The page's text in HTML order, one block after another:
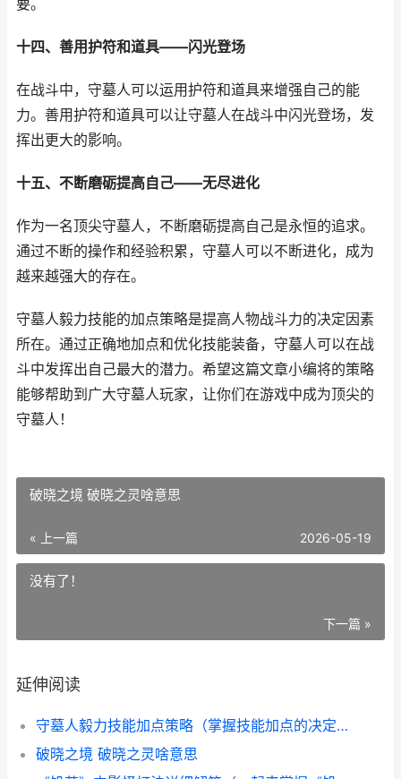
要。
十四、善用护符和道具——闪光登场
在战斗中，守墓人可以运用护符和道具来增强自己的能
力。善用护符和道具可以让守墓人在战斗中闪光登场，发
挥出更大的影响。
十五、不断磨砺提高自己——无尽进化
作为一名顶尖守墓人，不断磨砺提高自己是永恒的追求。
通过不断的操作和经验积累，守墓人可以不断进化，成为
越来越强大的存在。
守墓人毅力技能的加点策略是提高人物战斗力的决定因素
所在。通过正确地加点和优化技能装备，守墓人可以在战
斗中发挥出自己最大的潜力。希望这篇文章小编将的策略
能够帮助到广大守墓人玩家，让你们在游戏中成为顶尖的
守墓人！
破晓之境 破晓之灵啥意思
« 上一篇 2026-05-19
没有了！
下一篇 »
延伸阅读
守墓人毅力技能加点策略（掌握技能加点的决定因素 守墓人效果
破晓之境 破晓之灵啥意思